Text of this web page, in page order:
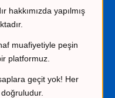
hakkımızda yapılmış
muafiyetiyle peşin
platformuz.
geçit yok! Her